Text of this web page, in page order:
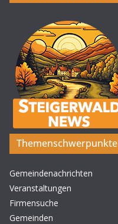
Themenschwerpunkte
Gemeindenachrichten
Veranstaltungen
Firmensuche
Gemeinden